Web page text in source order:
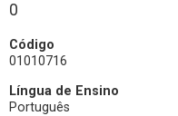
0
Código
01010716
Língua de Ensino
Português